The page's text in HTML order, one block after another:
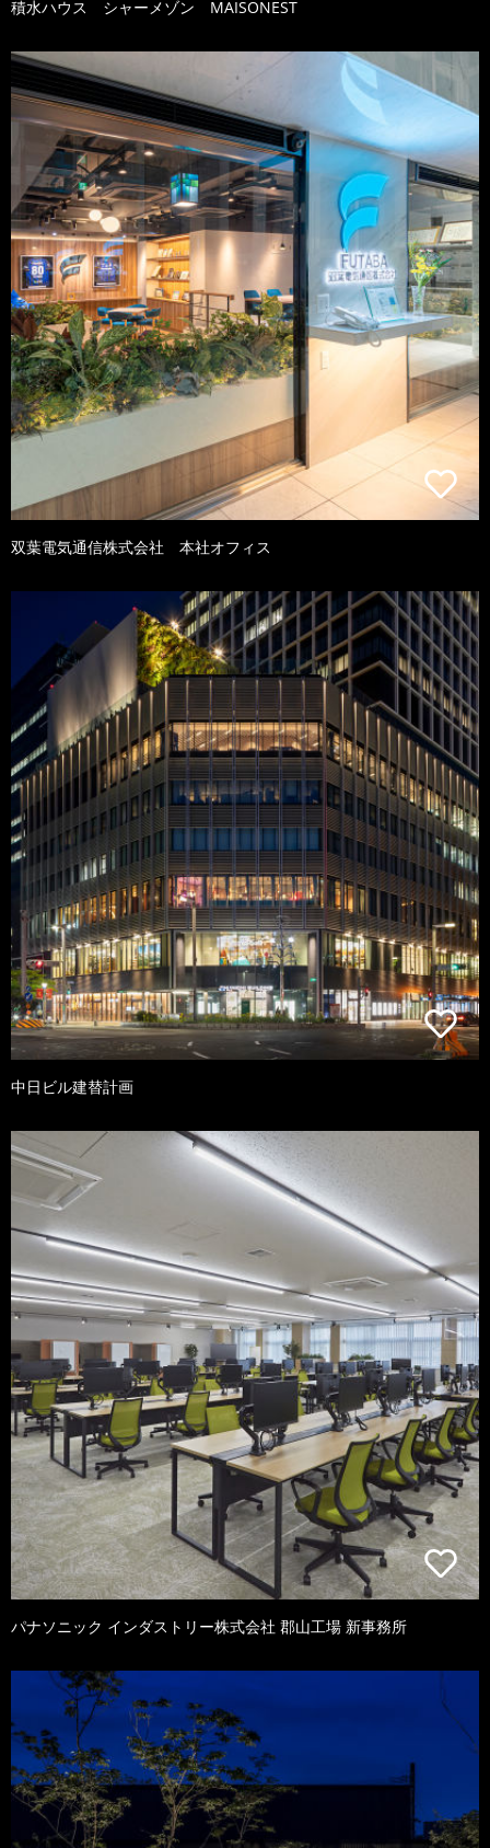
積水ハウス シャーメゾン MAISONEST
双葉電気通信株式会社 本社オフィス
中日ビル建替計画
パナソニック インダストリー株式会社 郡山工場 新事務所